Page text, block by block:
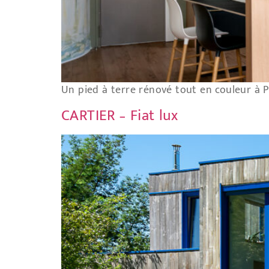
Un pied à terre rénové tout en couleur à
CARTIER – Fiat lux